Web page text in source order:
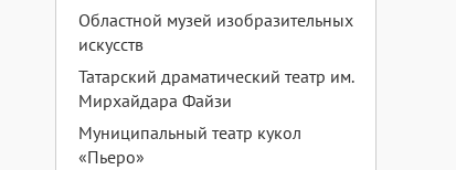
Областной музей изобразительных
искусств
Татарский драматический театр им.
Мирхайдара Файзи
Муниципальный театр кукол
«Пьеро»